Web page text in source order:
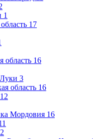
1
17
область 16
3
область 16
12
Мордовия 16
2